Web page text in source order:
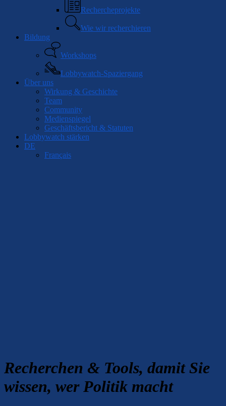
Rechercheprojekte
Wie wir recherchieren
Bildung
Workshops
Lobbywatch-Spaziergang
Über uns
Wirkung & Geschichte
Team
Community
Medienspiegel
Geschäftsbericht & Statuten
Lobbywatch stärken
DE
Français
Recherchen & Tools, damit Sie
wissen, wer Politik macht